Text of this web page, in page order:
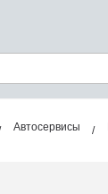
Автосервисы